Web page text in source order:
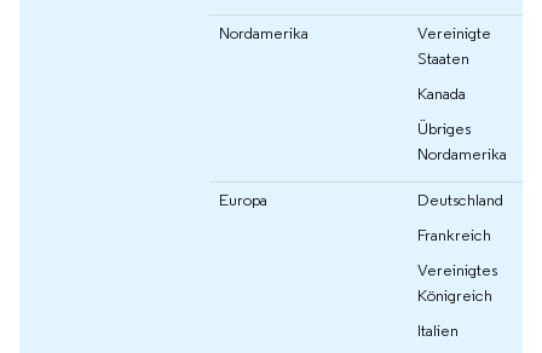
Nordamerika
Vereinigte
Staaten
Kanada
Übriges
Nordamerika
Europa
Deutschland
Frankreich
Vereinigtes
Königreich
Italien